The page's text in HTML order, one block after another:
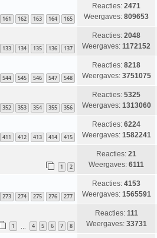
161 162 163 164 165
Reacties: 2471
Weergaves: 809653
133 134 135 136 137
Reacties: 2048
Weergaves: 1172152
544 545 546 547 548
Reacties: 8218
Weergaves: 3751075
352 353 354 355 356
Reacties: 5325
Weergaves: 1313060
411 412 413 414 415
Reacties: 6224
Weergaves: 1582241
1 2
Reacties: 21
Weergaves: 6111
273 274 275 276 277
Reacties: 4153
Weergaves: 1565591
1 4 5 6 7 8
Reacties: 111
Weergaves: 33731